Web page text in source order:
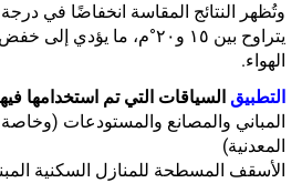
وتُظهر النتائج المقاسة انخفاضًا في
يتراوح بين ١٥ و٢٠°م، ما
الهواء.
التطبيق السياقات التي تم استخدامها
المباني والمصانع والمستودعات
المعدنية)
الأسقف المسطحة للمنازل السكنية